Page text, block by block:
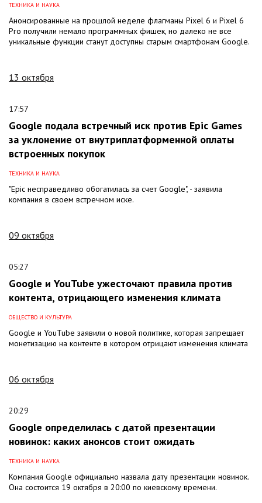
ТЕХНИКА И НАУКА
Анонсированные на прошлой неделе флагманы Pixel 6 и Pixel 6
Pro получили немало программных фишек, но далеко не все
уникальные функции станут доступны старым смартфонам Google.
13 октября
17:57
Google подала встречный иск против Еpic Games
за уклонение от внутриплатформенной оплаты
встроенных покупок
ТЕХНИКА И НАУКА
"Epic несправедливо обогатилась за счет Google", - заявила
компания в своем встречном иске.
09 октября
05:27
Google и YouTube ужесточают правила против
контента, отрицающего изменения климата
ОБЩЕСТВО И КУЛЬТУРА
Google и YouTube заявили о новой политике, которая запрещает
монетизацию на контенте в котором отрицают изменения климата
06 октября
20:29
Google определилась с датой презентации
новинок: каких анонсов стоит ожидать
ТЕХНИКА И НАУКА
Компания Google официально назвала дату презентации новинок.
Она состоится 19 октября в 20:00 по киевскому времени.